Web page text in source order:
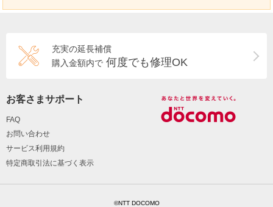
充実の延長補償
購入金額内で 何度でも修理OK
お客さまサポート
FAQ
お問い合わせ
サービス利用規約
特定商取引法に基づく表示
©NTT DOCOMO